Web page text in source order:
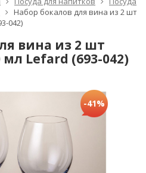
Набор бокалов для вина из 2 шт
042)
вина из 2 шт
Lefard (693-042)
-41%